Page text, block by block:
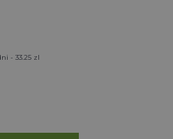
- 33.25 zl